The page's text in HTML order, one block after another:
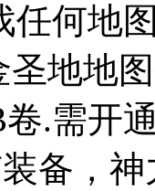
任何
圣地
卷.需开
备，